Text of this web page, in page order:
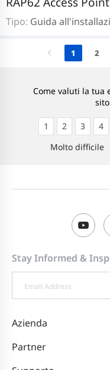
Tipo: Guida
1 2
Come valuti la tua
Molto difficile
1 2 3 4
Stay Informed &
Azienda
Partner